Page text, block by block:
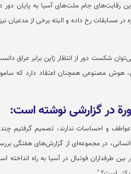
رقابت‌های جام ملت‌های آسیا به پایان
در مسابقات رخ داده و البته برخی از مدعیان
شکست دور از انتظار ژاپن برابر عراق
هوش مصنوعی همچنان اعتقاد دارد که
در گزارشی نوشته است:
عواطف و احساسات ندارند، تصمیم گرفتیم
در مجموعه‌ای از گزارش‌های هفتگی
بین طرفداران فوتبال در آسیا به راه